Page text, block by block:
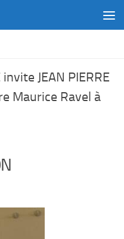
JEAN PIERRE
Maurice Ravel à